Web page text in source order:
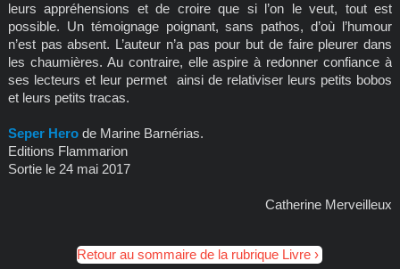
leurs appréhensions et de croire que si l’on le veut, tout est
possible. Un témoignage poignant, sans pathos, d’où l’humour
n’est pas absent. L’auteur n’a pas pour but de faire pleurer dans
les chaumières. Au contraire, elle aspire à redonner confiance à
ses lecteurs et leur permet ainsi de relativiser leurs petits bobos
et leurs petits tracas.
Seper Herode Marine Barnérias.
Editions Flammarion
Sortie le 24 mai 2017
Catherine Merveilleux
Retour au sommaire de la rubrique Livre